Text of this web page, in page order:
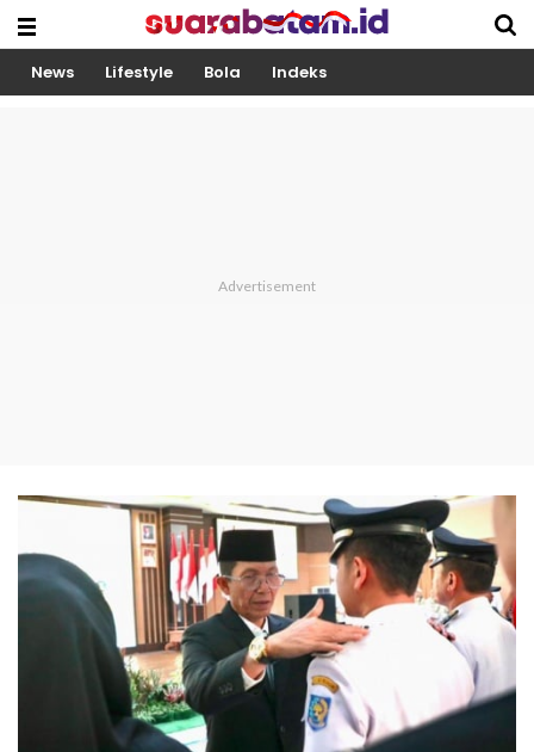
News Lifestyle Bola Indeks